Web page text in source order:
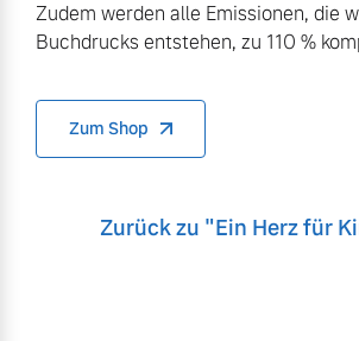
Zudem werden alle Emissionen, die
Buchdrucks entstehen, zu 110 %
Zum Shop
Zurück zu "Ein Herz für